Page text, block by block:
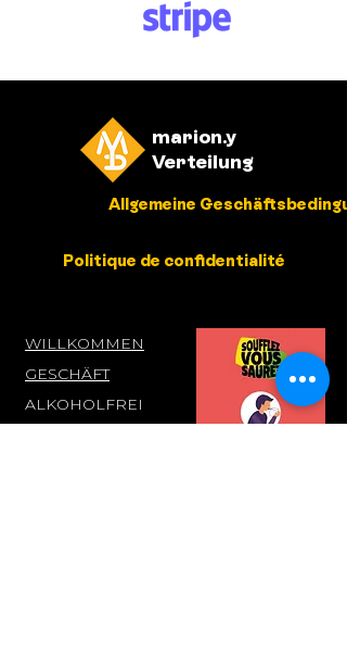
marion.y
Verteilung
Allgemeine
Politique de confidentialité
WILLKOMMEN
GESCHÄFT
ALKOHOLFREI